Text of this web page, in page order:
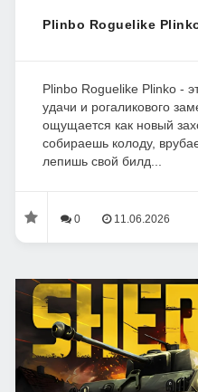
Plinbo Roguelike
Plinbo Roguelike Plinko -
удачи и рогаликового
ощущается как новый
собираешь колоду,
лепишь свой билд...
0 11.06.2026